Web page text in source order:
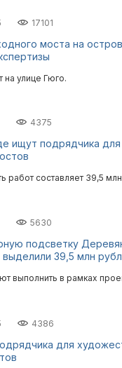
17101
моста на
на улице Гюго.
4375
ищут подрядчика
работ составляет 39,5
5630
подсветку
выделили 39,5 млн
выполнить в рамках
4386
для